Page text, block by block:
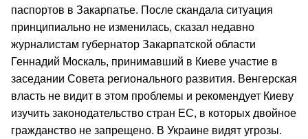
паспортов в Закарпатье. После скандала ситуация
принципиально не изменилась, сказал недавно
журналистам губернатор Закарпатской области
Геннадий Москаль, принимавший в Киеве участие в
заседании Совета регионального развития. Венгерская
власть не видит в этом проблемы и рекомендует Киеву
изучить законодательство стран ЕС, в которых двойное
гражданство не запрещено. В Украине видят угрозы.